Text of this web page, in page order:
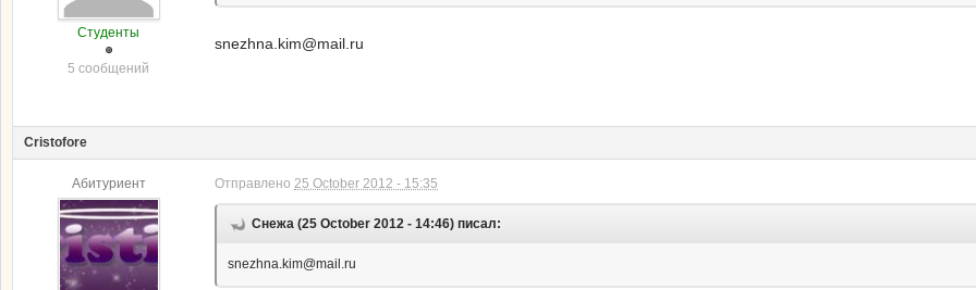
Студенты
5 сообщений
snezhna.kim@mail.ru
Cristofore
Абитуриент Отправлено 25 October 2012 - 15:35
Снежа (25 October 2012 - 14:46) писал:
snezhna.kim@mail.ru